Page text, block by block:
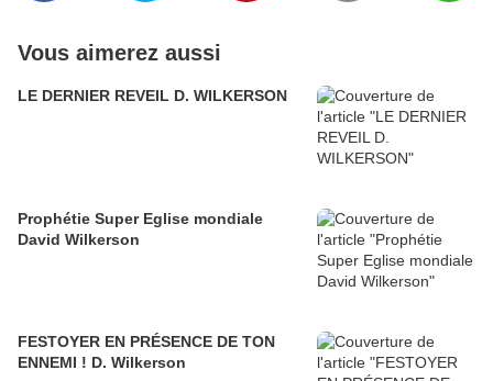
Vous aimerez aussi
LE DERNIER REVEIL D. WILKERSON
Prophétie Super Eglise mondiale
David Wilkerson
FESTOYER EN PRÉSENCE DE TON
ENNEMI ! D. Wilkerson